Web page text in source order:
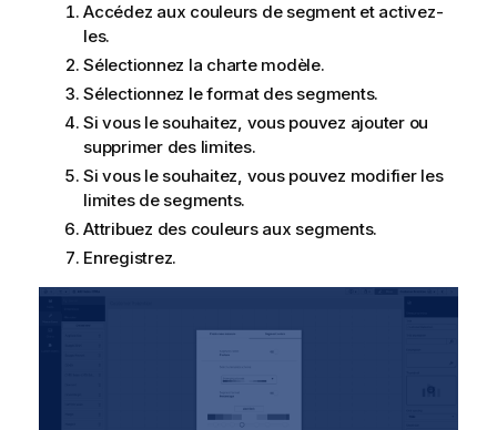
Accédez aux couleurs de segment et activez-
les.
Sélectionnez la charte modèle.
Sélectionnez le format des segments.
Si vous le souhaitez, vous pouvez ajouter ou
supprimer des limites.
Si vous le souhaitez, vous pouvez modifier les
limites de segments.
Attribuez des couleurs aux segments.
Enregistrez.